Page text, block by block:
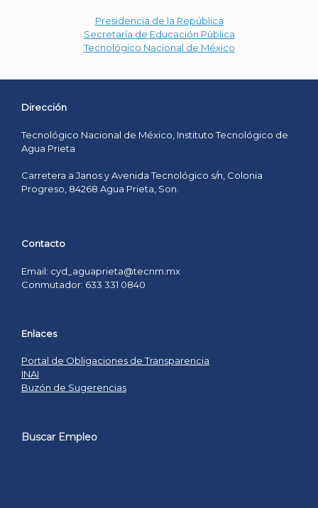
Presidencia de la República
Secretaría de Educación Pública
Tecnológico Nacional de México
Dirección
Tecnológico Nacional de México, Instituto Tecnológico de
Agua Prieta
Carretera a Janos y Avenida Tecnológico s/n, Colonia
Progreso, 84268 Agua Prieta, Son.
Contacto
Email: cyd_aguaprieta@tecnm.mx
Conmutador: 633 331 0840
Enlaces
Portal de Obligaciones de Transparencia
INAI
Buzón de Sugerencias
Buscar Empleo